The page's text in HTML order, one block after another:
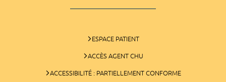
ESPACE PATIENT
ACCÈS AGENT CHU
ACCESSIBILITÉ : PARTIELLEMENT CONFORME